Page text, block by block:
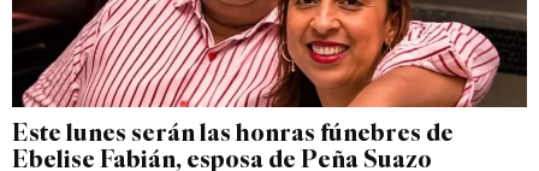
Este lunes serán las honras fúnebres de
Ebelise Fabián, esposa de Peña Suazo